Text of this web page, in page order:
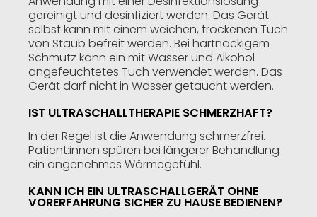
gereinigt und desinfiziert werden. Das Gerät
selbst kann mit einem weichen, trockenen Tuch
von Staub befreit werden. Bei hartnäckigem
Schmutz kann ein mit Wasser und Alkohol
angefeuchtetes Tuch verwendet werden. Das
Gerät darf nicht in Wasser getaucht werden.
IST ULTRASCHALLTHERAPIE SCHMERZHAFT?
In der Regel ist die Anwendung schmerzfrei.
Patient:innen spüren bei längerer Behandlung
ein angenehmes Wärmegefühl.
KANN ICH EIN ULTRASCHALLGERÄT OHNE
VORERFAHRUNG SICHER ZU HAUSE BEDIENEN?